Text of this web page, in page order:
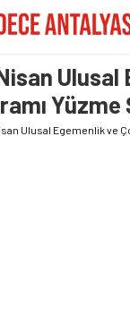
Ulusal
Yüzme
Ulusal Egemenlik ve